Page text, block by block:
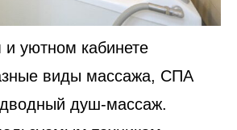
уютном кабинете
виды массажа, СПА
душ-массаж.